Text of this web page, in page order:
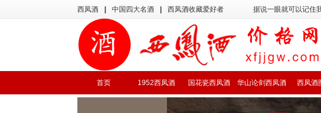
西凤酒 中国四大名酒 西凤酒收藏爱好者 据说一眼就可以记住
首页 1952西凤酒 国花瓷西凤酒 华山论剑西凤酒 西凤酒